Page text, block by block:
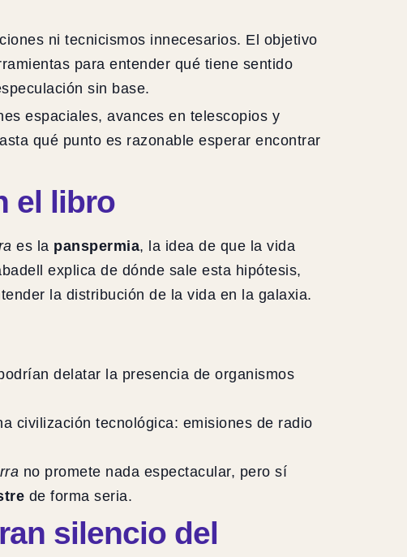
ni tecnicismos innecesarios. El objetivo
para entender qué tiene sentido
sin base.
espaciales, avances en telescopios y
qué punto es razonable esperar encontrar
el libro
es la panspermia, la idea de que la vida
explica de dónde sale esta hipótesis,
la distribución de la vida en la galaxia.
delatar la presencia de organismos
civilización tecnológica: emisiones de radio
no promete nada espectacular, pero sí
de forma seria.
silencio del